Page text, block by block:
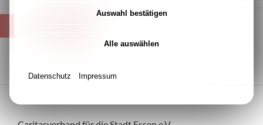
Auswahl bestätigen
Alle auswählen
Datenschutz Impressum